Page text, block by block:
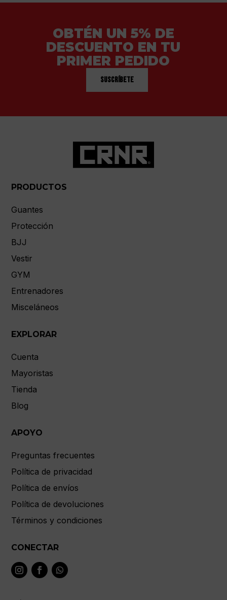
OBTÉN UN 5% DE
DESCUENTO EN TU
PRIMER PEDIDO
Suscríbete
PRODUCTOS
Guantes
Protección
BJJ
Vestir
GYM
Entrenadores
Misceláneos
EXPLORAR
Cuenta
Mayoristas
Tienda
Blog
APOYO
Preguntas frecuentes
Política de privacidad
Política de envíos
Política de devoluciones
Términos y condiciones
CONECTAR